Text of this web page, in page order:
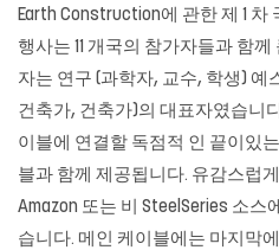
Earth Construction에 관한 제 1 차
행사는 11 개국의 참가자들과 함
자는 연구 (과학자, 교수, 학생) 예
건축가, 건축가)의 대표자였습니
이블에 연결할 독점적 인 끝이있
블과 함께 제공됩니다. 유감스럽
Amazon 또는 비 SteelSeries 소스
습니다. 메인 케이블에는 마지막